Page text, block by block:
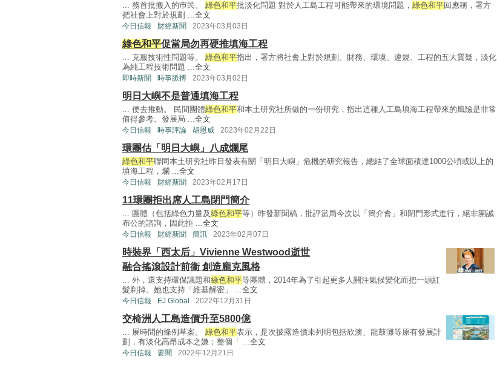
... 務首批搬入的巿民。 綠色和平批淡化問題 對於人工島工程可能帶來的環境問題， 綠色和平回應稱，署方
把社會上對於規劃 ...全文
今日信報 財經新聞 2023年03月03日
綠色和平促當局勿再硬推填海工程
... 克服技術性問題等。 綠色和平指出，署方將社會上對於規劃、財務、環境、違規、工程的五大質疑，淡化
為純工程技術問題 ...全文
即時新聞 時事脈搏 2023年03月02日
明日大嶼不是普通填海工程
... 便去推動。 民間團體綠色和平和本土研究社所做的一份研究，指出這種人工島填海工程帶來的風險是非常
值得參考。發展局 ...全文
今日信報 時事評論 胡恩威 2023年02月22日
環團估「明日大嶼」八成爛尾
綠色和平聯同本土研究社昨日發表有關「明日大嶼」危機的研究報告，總結了全球面積達1000公頃或以上的
填海工程，爛 ...全文
今日信報 財經新聞 2023年02月17日
11環團拒出席人工島閉門簡介
... 團體（包括綠色力量及綠色和平等）昨發新聞稿，批評當局今次以「簡介會」和閉門形式進行，絕非開誠
布公的諮詢，因此拒 ...全文
今日信報 財經新聞 簡訊 2023年02月07日
時裝界「西太后」Vivienne Westwood逝世
融合搖滾設計前衞 創造龐克風格
... 外，還支持環保議題和綠色和平等團體，2014年為了引起更多人關注氣候變化而把一頭紅
髮剃掉。她也支持「維基解密」 ...全文
今日信報 EJ Global 2022年12月31日
交椅洲人工島造價升至5800億
... 展時間的條例草案。 綠色和平表示，是次披露造價未列明包括欣澳、龍鼓灘等原有發展計
劃，有淡化高昂成本之嫌；整個「 ...全文
今日信報 要聞 2022年12月21日